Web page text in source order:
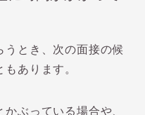
うとき、次の面接の候
あります。
ぶっている場合や、